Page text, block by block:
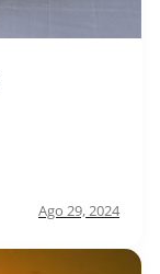
Ago 29, 2024